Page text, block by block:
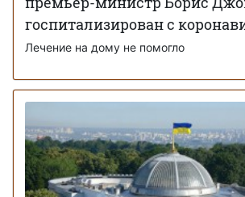
госпитализирован с
Лечение на дому не помогло